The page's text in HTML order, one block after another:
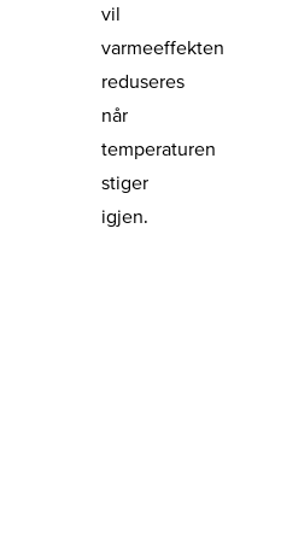
vil
varmeeffekten
reduseres
når
temperaturen
stiger
igjen.